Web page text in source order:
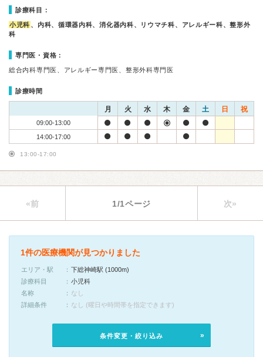
診療科目：
小児科 、内科、循環器内科、消化器内科、リウマチ科、アレルギー科、整形外
科
専門医・資格：
総合内科専門医、アレルギー専門医、整形外科専門医
診療時間
月 火 水 木 金 土 日 祝
09:00-13:00
14:00-17:00
13:00-17:00
«前 1/1ページ 次»
1件の医療機関が見つかりました
エリア・駅
下総神崎駅 (1000m)
診療科目
小児科
名称
なし
詳細条件
なし (曜日や時間帯を指定できます)
条件変更・絞り込み